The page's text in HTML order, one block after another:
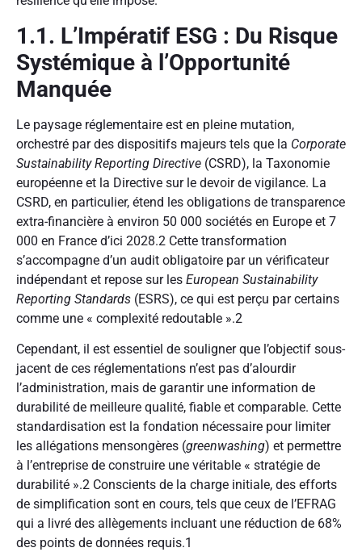
1.1. L’Impératif ESG : Du Risque
Systémique à l’Opportunité
Manquée
Le paysage réglementaire est en pleine mutation,
orchestré par des dispositifs majeurs tels que la Corporate
Sustainability Reporting Directive (CSRD), la Taxonomie
européenne et la Directive sur le devoir de vigilance. La
CSRD, en particulier, étend les obligations de transparence
extra-financière à environ 50 000 sociétés en Europe et 7
000 en France d’ici 2028.2 Cette transformation
s’accompagne d’un audit obligatoire par un vérificateur
indépendant et repose sur les European Sustainability
Reporting Standards (ESRS), ce qui est perçu par certains
comme une « complexité redoutable ».2
Cependant, il est essentiel de souligner que l’objectif sous-
jacent de ces réglementations n’est pas d’alourdir
l’administration, mais de garantir une information de
durabilité de meilleure qualité, fiable et comparable. Cette
standardisation est la fondation nécessaire pour limiter
les allégations mensongères (greenwashing) et permettre
à l’entreprise de construire une véritable « stratégie de
durabilité ».2 Conscients de la charge initiale, des efforts
de simplification sont en cours, tels que ceux de l’EFRAG
qui a livré des allègements incluant une réduction de 68%
des points de données requis.1